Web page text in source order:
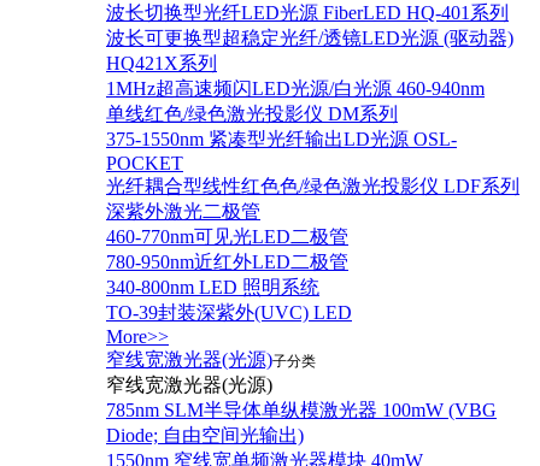
波长切换型光纤LED光源 FiberLED HQ-401系列
波长可更换型超稳定光纤/透镜LED光源 (驱动器)
HQ421X系列
1MHz超高速频闪LED光源/白光源 460-940nm
单线红色/绿色激光投影仪 DM系列
375-1550nm 紧凑型光纤输出LD光源 OSL-
POCKET
光纤耦合型线性红色色/绿色激光投影仪 LDF系列
深紫外激光二极管
460-770nm可见光LED二极管
780-950nm近红外LED二极管
340-800nm LED 照明系统
TO-39封装深紫外(UVC) LED
More>>
窄线宽激光器(光源)子分类
窄线宽激光器(光源)
785nm SLM半导体单纵模激光器 100mW (VBG
Diode; 自由空间光输出)
1550nm 窄线宽单频激光器模块 40mW